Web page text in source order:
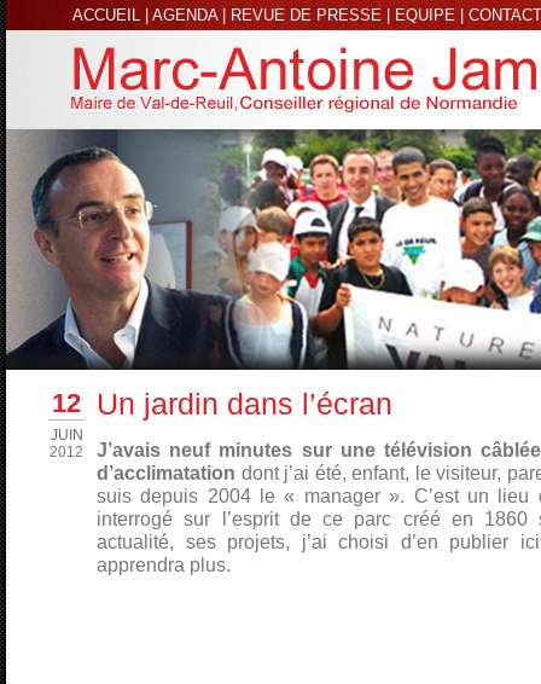
ACCUEIL AGENDA| REVUE DE PRESSE EQUIPE CONTACT
12
JUIN
2012
Un jardin dans l’écran
J’avais neuf minutes sur une télévision
d’acclimatation dont j’ai été, enfant, le visiteur,
suis depuis 2004 le « manager ». C’est un lieu
interrogé sur l’esprit de ce parc créé en 1860
actualité, ses projets, j’ai choisi d’en publier
apprendra plus.